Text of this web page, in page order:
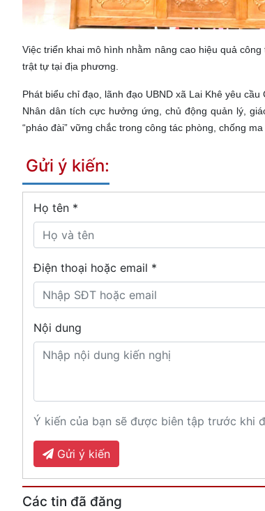
Việc triển khai mô hình nhằm nâng cao hiệu quả
trật tự tại địa phương.
Phát biểu chỉ đạo, lãnh đạo UBND xã Lai Khê yêu
Nhân dân tích cực hưởng ứng, chủ động quản lý,
“pháo đài” vững chắc trong công tác phòng, chống
Gửi ý kiến:
Họ tên *
Điện thoại hoặc email *
Nội dung
Ý kiến của bạn sẽ được biên tập trước khi
Gửi ý kiến
Các tin đã đăng